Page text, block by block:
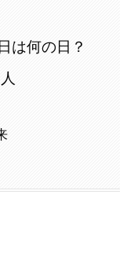
は何の日？